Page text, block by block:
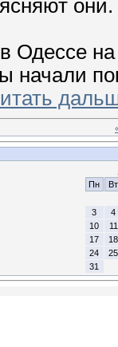
они.
Одессе
начали
Пн
Вт
3
4
10
11
17
18
24
25
31